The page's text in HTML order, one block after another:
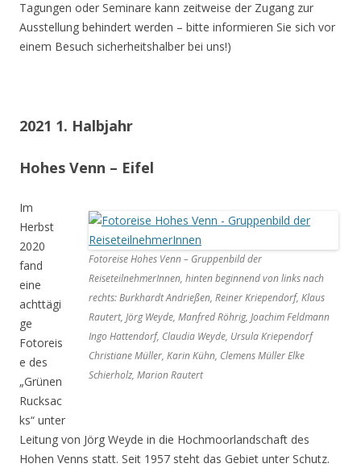
Tagungen oder Seminare kann zeitweise der Zugang zur
Ausstellung behindert werden – bitte informieren Sie sich vor
einem Besuch sicherheitshalber bei uns!)
2021 1. Halbjahr
Hohes Venn – Eifel
Fotoreise Hohes Venn – Gruppenbild der
ReiseteilnehmerInnen, hinten beginnend von links nach
rechts: Burkhardt Andrießen, Reiner Kriependorf, Klaus
Rautert, Jörg Weyde, Manfred Röhrig, Joachim Feldmann
Ingo Hattendorf, Claudia Weyde, Ursula Kriependorf
Christiane Müller, Karin Kühn, Clemens Müller Elke
Schierholz, Marion Rautert
Im
Herbst
2020
fand
eine
achttägi
ge
Fotoreis
e des
„Grünen
Rucksac
ks“ unter
Leitung von Jörg Weyde in die Hochmoorlandschaft des
Hohen Venns statt. Seit 1957 steht das Gebiet unter Schutz.